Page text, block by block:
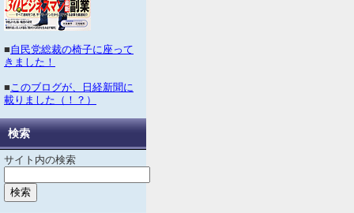
■自民党総裁の椅子に座って
きました！
■このブログが、日経新聞に
載りました（！？）
検索
サイト内の検索